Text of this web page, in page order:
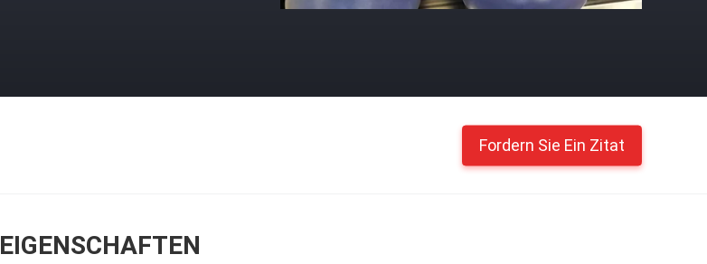
Fordern Sie Ein Zitat
EIGENSCHAFTEN